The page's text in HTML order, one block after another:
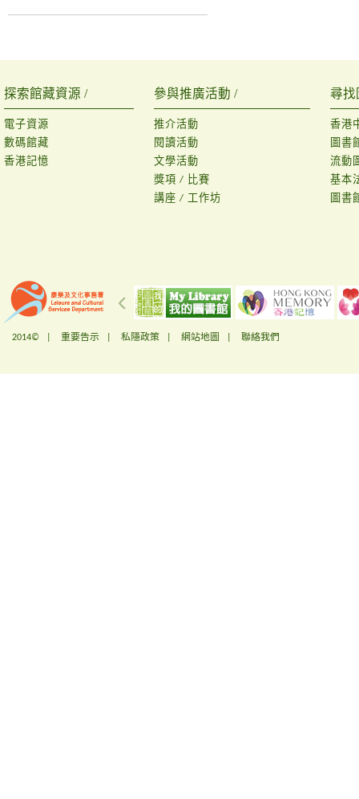
探索館藏資源 /
電子資源
數碼館藏
香港記憶
參與推廣活動 /
推介活動
閱讀活動
文學活動
獎項 / 比賽
講座 / 工作坊
尋找
香港
圖書
流動
基本
圖書
2014© | 重要告示 私隱政策 網站地圖 聯絡我們